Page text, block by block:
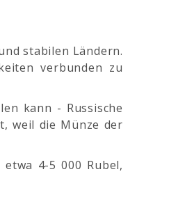
stabilen Ländern.
verbunden zu
kann - Russische
weil die Münze der
4-5 000 Rubel,